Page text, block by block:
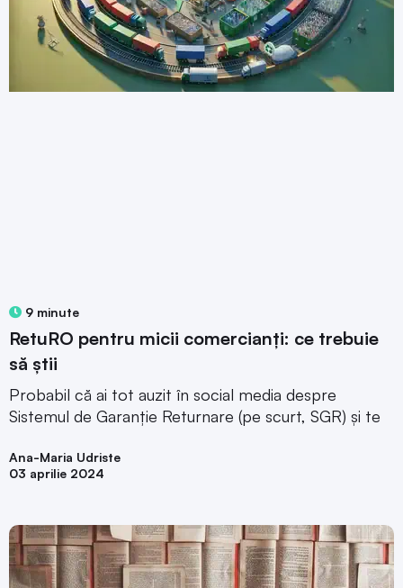
9 minute
RetuRO pentru micii comercianți: ce trebuie
să știi
Probabil că ai tot auzit în social media despre
Sistemul de Garanție Returnare (pe scurt, SGR) și te
Ana-Maria Udriste
03 aprilie 2024